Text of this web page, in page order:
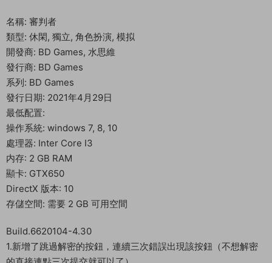
名稱: 審判者
類型: 休閑, 獨立, 角色扮演, 模拟
開發商: BD Games, 水思維
發行商: BD Games
系列: BD Games
發行日期: 2021年4月29日
最低配置:
操作系統: windows 7, 8, 10
處理器: Inter Core I3
内存: 2 GB RAM
顯卡: GTX650
DirectX 版本: 10
存儲空間: 需要 2 GB 可用空間
Build.6620104-4.30
1.新增了跳過解密的按鈕，連續三次錯誤出現該按鈕（不想解密